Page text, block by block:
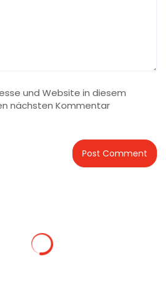
und Website in diesem
nächsten Kommentar